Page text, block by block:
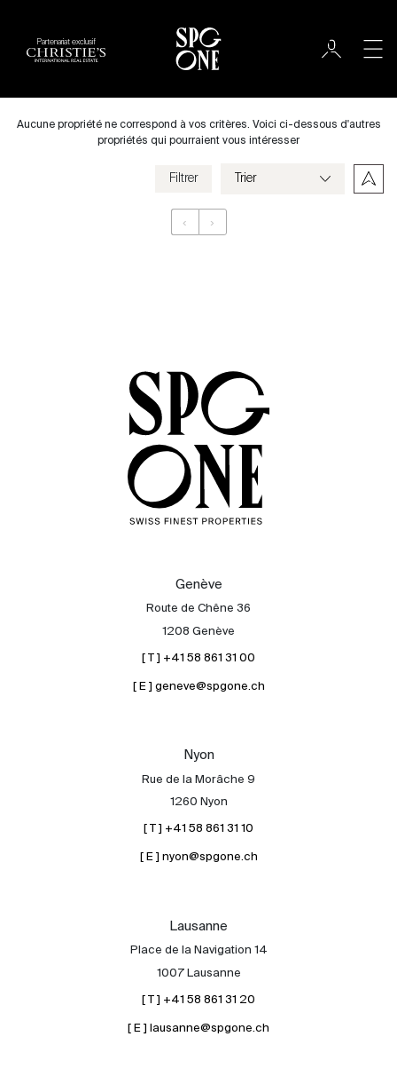
Partenariat exclusif
Acheter
International
Vendre
À propos
Enregistrer mes critères
Aucune propriété ne correspond à vos critères. Voici ci-dessous d'autres
propriétés qui pourraient vous intéresser
Filtrer
‹ ›
Genève
Route de Chêne 36
1208 Genève
[ T ] +41 58 861 31 00
[ E ] geneve@spgone.ch
Nyon
Rue de la Morâche 9
1260 Nyon
[ T ] +41 58 861 31 10
[ E ] nyon@spgone.ch
Lausanne
Place de la Navigation 14
1007 Lausanne
[ T ] +41 58 861 31 20
[ E ] lausanne@spgone.ch